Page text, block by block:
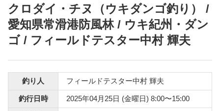
クロダイ・チヌ（ウキダンゴ釣り）
/
愛知県常滑港防風林 / ウキ紀州・ダン
ゴ / フィールドテスター中村 輝夫
釣り人 フィールドテスター中村 輝夫
釣行日時 2025年04月25日 (金曜日) 8:00〜15:00